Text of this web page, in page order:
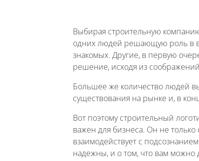
Выбирая строительную
одних людей решающую роль в
знакомых. Другие, в первую
решение, исходя из
Большее же количество людей
существования на рынке и, в
Вот поэтому строительный
важен для бизнеса. Он не
взаимодействует с
надежны, и о том, что вам можно